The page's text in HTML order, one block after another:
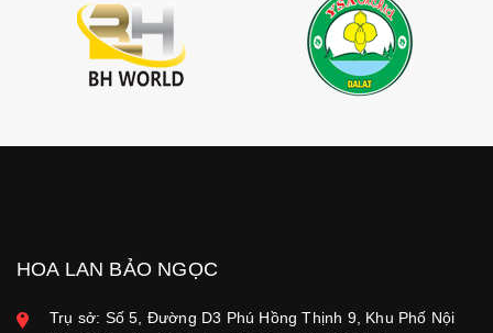
HOA LAN BẢO NGỌC
Trụ sở: Số 5, Đường D3 Phú Hồng Thịnh 9, Khu Phố Nội